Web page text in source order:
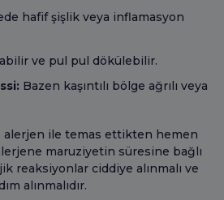
hafif şişlik veya inflamasyon
ve pul pul dökülebilir.
Bazen kaşıntılı bölge ağrılı veya
ile temas ettikten hemen
maruziyetin süresine bağlı
reaksiyonlar ciddiye alınmalı ve
alınmalıdır.